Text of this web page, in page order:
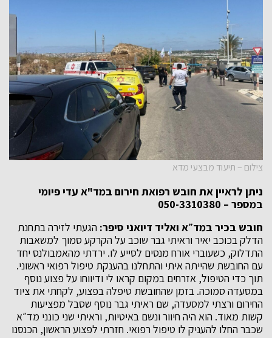
צילום – תיעוד מבצעי מדא
ניתן לראיין את חובש רפואת חירום במד"א עדי פיומי
במספר – 050-3310380
חובש בכיר במד״א ואליד דיואני סיפר: הגעתי לזירה בתחנת
הדלק בכוכב יאיר וראיתי גבר שוכב על הקרקע סמוך למשאבות
התדלוק, כשעוברי אורח מנסים לסייע לו. ירדתי מהאמבולנס יחד
עם החובשת שהייתה איתי והתחלנו בהענקת טיפול רפואי ראשוני.
תוך כדי הטיפול, אזרחים במקום קראו לי ודיווחו על פצוע נוסף
במסעדה סמוכה. בזמן שהחובשת טיפלה בפצוע, לקחתי את ציוד
החירום ורצתי למסעדה, שם ראיתי גבר נוסף שסבל מפציעות
קשות מאוד. הוא היה חיוור ונשם באיטיות, וראיתי שני כונני מד״א
שכבר החלו להעניק לו טיפול רפואי. חזרתי לפצוע הראשון, הכנסנו